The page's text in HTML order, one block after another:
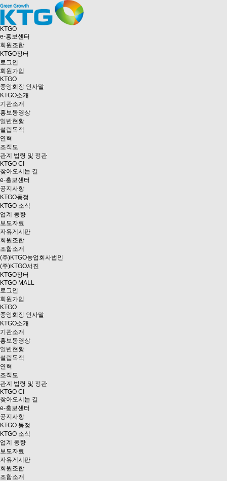
KTGO
e-홍보센터
회원조합
KTGO장터
로그인
회원가입
KTGO
중앙회장 인사말
KTGO소개
기관소개
홍보동영상
일반현황
설립목적
연혁
조직도
관계 법령 및 정관
KTGO CI
찾아오시는 길
e-홍보센터
공지사항
KTGO동정
KTGO 소식
업계 동향
보도자료
자유게시판
회원조합
조합소개
(주)KTGO농업회사법인
(주)KTGO서진
KTGO장터
KTGO MALL
로그인
회원가입
KTGO
중앙회장 인사말
KTGO소개
기관소개
홍보동영상
일반현황
설립목적
연혁
조직도
관계 법령 및 정관
KTGO CI
찾아오시는 길
e-홍보센터
공지사항
KTGO 동정
KTGO 소식
업계 동향
보도자료
자유게시판
회원조합
조합소개